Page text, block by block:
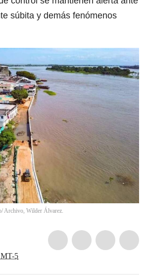
súbita y demás fenómenos
Archivo, Wilder Álvarez.
5